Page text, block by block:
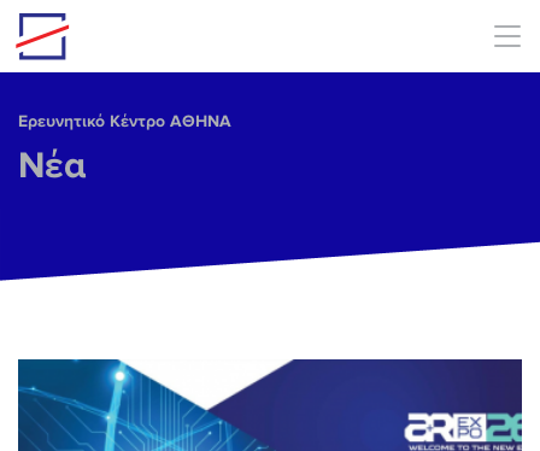
Skip to main content
Ερευνητικό Κέντρο ΑΘΗΝΑ
Νέα